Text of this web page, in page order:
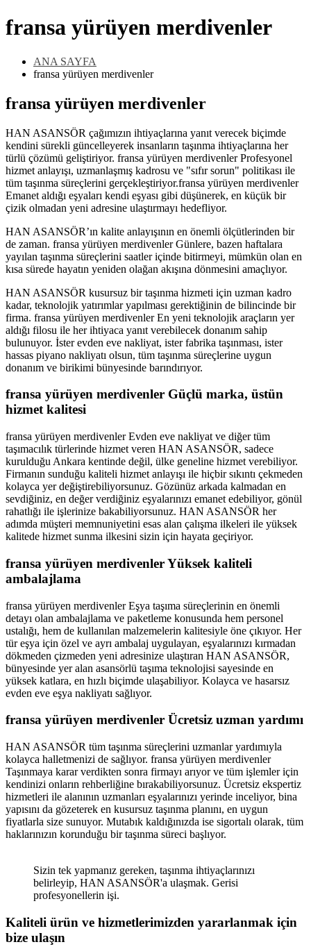
fransa yürüyen merdivenler
ANA SAYFA
fransa yürüyen merdivenler
fransa yürüyen merdivenler
HAN ASANSÖR çağımızın ihtiyaçlarına yanıt verecek biçimde
kendini sürekli güncelleyerek insanların taşınma ihtiyaçlarına her
türlü çözümü geliştiriyor. fransa yürüyen merdivenler Profesyonel
hizmet anlayışı, uzmanlaşmış kadrosu ve "sıfır sorun" politikası ile
tüm taşınma süreçlerini gerçekleştiriyor.fransa yürüyen merdivenler
Emanet aldığı eşyaları kendi eşyası gibi düşünerek, en küçük bir
çizik olmadan yeni adresine ulaştırmayı hedefliyor.
HAN ASANSÖR’ın kalite anlayışının en önemli ölçütlerinden bir
de zaman. fransa yürüyen merdivenler Günlere, bazen haftalara
yayılan taşınma süreçlerini saatler içinde bitirmeyi, mümkün olan en
kısa sürede hayatın yeniden olağan akışına dönmesini amaçlıyor.
HAN ASANSÖR kusursuz bir taşınma hizmeti için uzman kadro
kadar, teknolojik yatırımlar yapılması gerektiğinin de bilincinde bir
firma. fransa yürüyen merdivenler En yeni teknolojik araçların yer
aldığı filosu ile her ihtiyaca yanıt verebilecek donanım sahip
bulunuyor. İster evden eve nakliyat, ister fabrika taşınması, ister
hassas piyano nakliyatı olsun, tüm taşınma süreçlerine uygun
donanım ve birikimi bünyesinde barındırıyor.
fransa yürüyen merdivenler Güçlü marka, üstün
hizmet kalitesi
fransa yürüyen merdivenler Evden eve nakliyat ve diğer tüm
taşımacılık türlerinde hizmet veren HAN ASANSÖR, sadece
kurulduğu Ankara kentinde değil, ülke geneline hizmet verebiliyor.
Firmanın sunduğu kaliteli hizmet anlayışı ile hiçbir sıkıntı çekmeden
kolayca yer değiştirebiliyorsunuz. Gözünüz arkada kalmadan en
sevdiğiniz, en değer verdiğiniz eşyalarınızı emanet edebiliyor, gönül
rahatlığı ile işlerinize bakabiliyorsunuz. HAN ASANSÖR her
adımda müşteri memnuniyetini esas alan çalışma ilkeleri ile yüksek
kalitede hizmet sunma ilkesini sizin için hayata geçiriyor.
fransa yürüyen merdivenler Yüksek kaliteli
ambalajlama
fransa yürüyen merdivenler Eşya taşıma süreçlerinin en önemli
detayı olan ambalajlama ve paketleme konusunda hem personel
ustalığı, hem de kullanılan malzemelerin kalitesiyle öne çıkıyor. Her
tür eşya için özel ve ayrı ambalaj uygulayan, eşyalarınızı kırmadan
dökmeden çizmeden yeni adresinize ulaştıran HAN ASANSÖR,
bünyesinde yer alan asansörlü taşıma teknolojisi sayesinde en
yüksek katlara, en hızlı biçimde ulaşabiliyor. Kolayca ve hasarsız
evden eve eşya nakliyatı sağlıyor.
fransa yürüyen merdivenler Ücretsiz uzman yardımı
HAN ASANSÖR tüm taşınma süreçlerini uzmanlar yardımıyla
kolayca halletmenizi de sağlıyor. fransa yürüyen merdivenler
Taşınmaya karar verdikten sonra firmayı arıyor ve tüm işlemler için
kendinizi onların rehberliğine bırakabiliyorsunuz. Ücretsiz ekspertiz
hizmetleri ile alanının uzmanları eşyalarınızı yerinde inceliyor, bina
yapısını da gözeterek en kusursuz taşınma planını, en uygun
fiyatlarla size sunuyor. Mutabık kaldığınızda ise sigortalı olarak, tüm
haklarınızın korunduğu bir taşınma süreci başlıyor.
Sizin tek yapmanız gereken, taşınma ihtiyaçlarınızı
belirleyip, HAN ASANSÖR'a ulaşmak. Gerisi
profesyonellerin işi.
Kaliteli ürün ve hizmetlerimizden yararlanmak için
bize ulaşın